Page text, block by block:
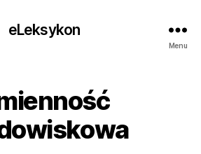
eLeksykon
Menu